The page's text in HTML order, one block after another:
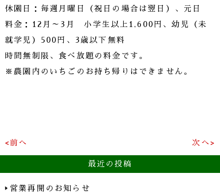
休園日：毎週月曜日（祝日の場合は翌日）、元日
料金：12月～3月 小学生以上1,600円、幼児（未
就学児）500円、3歳以下無料
時間無制限、食べ放題の料金です。
※農園内のいちごのお持ち帰りはできません。
<前へ 次へ>
最近の投稿
営業再開のお知らせ